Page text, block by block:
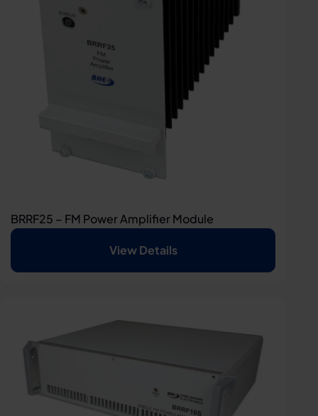
BRRF25 – FM Power Amplifier Module
View Details